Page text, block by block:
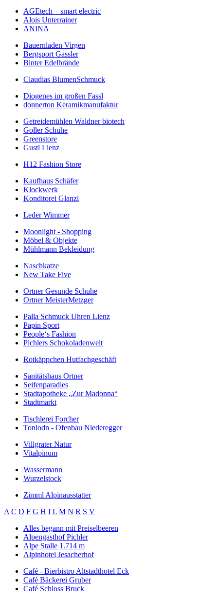
AGEtech – smart electric
Alois Unterrainer
ANINA
Bauernladen Virgen
Bergsport Gassler
Binter Edelbrände
Claudias BlumenSchmuck
Diogenes im großen Fassl
donnerton Keramikmanufaktur
Getreidemühlen Waldner biotech
Goller Schuhe
Greenstore
Gustl Lienz
H12 Fashion Store
Kaufhaus Schäfer
Klockwerk
Konditorei Glanzl
Leder Wimmer
Moonlight - Shopping
Möbel & Objekte
Mühlmann Bekleidung
Naschkatze
New Take Five
Ortner Gesunde Schuhe
Ortner MeisterMetzger
Palla Schmuck Uhren Lienz
Papin Sport
People‘s Fashion
Pichlers Schokoladenwelt
Rotkäppchen Hutfachgeschäft
Sanitätshaus Ortner
Seifenparadies
Stadtapotheke „Zur Madonna“
Stadtmarkt
Tischlerei Forcher
Tonlodn - Ofenbau Niederegger
Villgrater Natur
Vitalpinum
Wassermann
Wurzelstock
Zimml Alpinausstatter
A C D F G H I L M N R S V
Alles begann mit Preiselbeeren
Alpengasthof Pichler
Alpe Stalle 1.714 m
Alpinhotel Jesacherhof
Café - Bierbistro Altstadthotel Eck
Café Bäckerei Gruber
Café Schloss Bruck